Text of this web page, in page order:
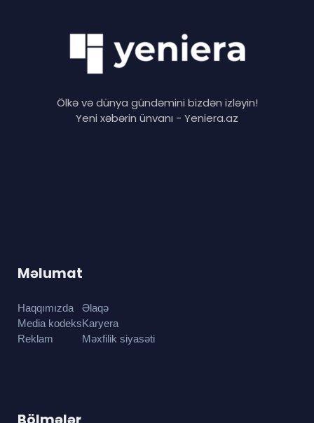
Ölkə və dünya gündəmini bizdən izləyin!
Yeni xəbərin ünvanı - Yeniera.az
Məlumat
Haqqımızda
Media kodeks
Reklam
Əlaqə
Karyera
Məxfilik siyasəti